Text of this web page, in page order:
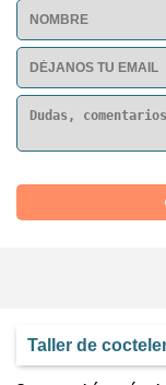
Taller de